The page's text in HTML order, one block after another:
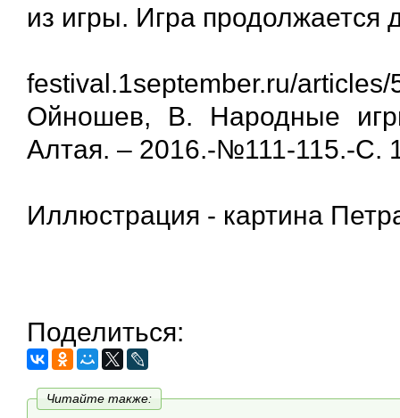
из игры. Игра продолжается
festival.1september.ru/articles/
Ойношев, В. Народные
Алтая. – 2016.-№111-115.-С.
Иллюстрация - картина
Поделиться:
Читайте также: